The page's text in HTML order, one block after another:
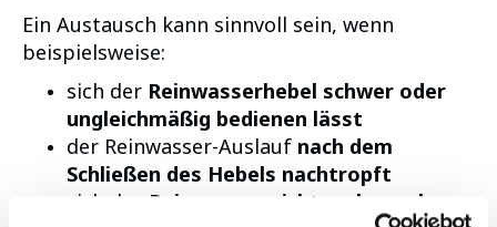
Ein Austausch kann sinnvoll sein, wenn
beispielsweise:
sich der Reinwasserhebel schwer oder
ungleichmäßig bedienen lässt
der Reinwasser-Auslauf nach dem
Schließen des Hebels nachtropft
sich das Reinwasser nicht mehr sauber